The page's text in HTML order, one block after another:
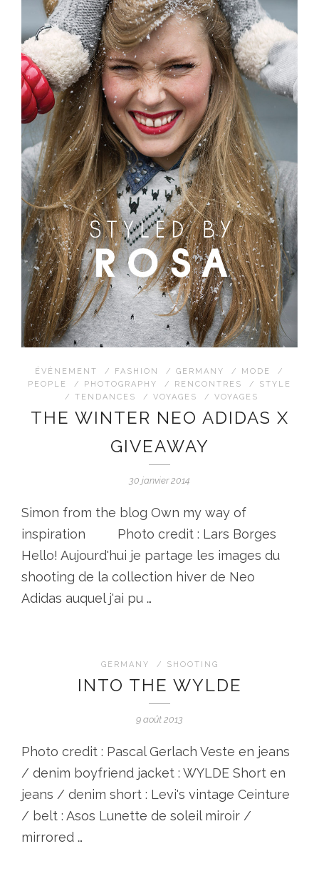
ÉVÈNEMENT / FASHION / GERMANY / MODE
/
PEOPLE
/ PHOTOGRAPHY / RENCONTRES / STYLE
/ TENDANCES / VOYAGES / VOYAGES
THE WINTER NEO ADIDAS X
GIVEAWAY
30 janvier 2014
Simon from the blog Own my way of
inspiration Photo credit : Lars Borges
Hello! Aujourd'hui je partage les images du
shooting de la collection hiver de Neo
Adidas auquel j'ai pu …
GERMANY / SHOOTING
INTO THE WYLDE
9 août 2013
Photo credit : Pascal Gerlach Veste en jeans
/ denim boyfriend jacket : WYLDE Short en
jeans / denim short : Levi's vintage Ceinture
/ belt : Asos Lunette de soleil miroir /
mirrored …